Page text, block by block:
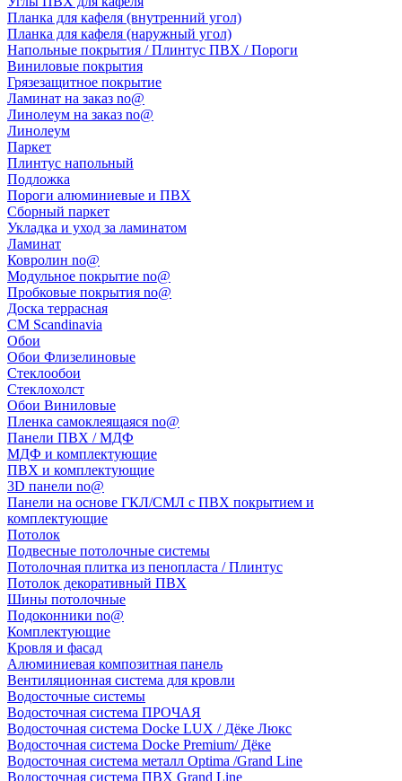
Планка для кафеля (внутренний угол)
Планка для кафеля (наружный угол)
Напольные покрытия / Плинтус ПВХ / Пороги
Виниловые покрытия
Грязезащитное покрытие
Ламинат на заказ no@
Линолеум на заказ no@
Линолеум
Паркет
Плинтус напольный
Подложка
Пороги алюминиевые и ПВХ
Сборный паркет
Укладка и уход за ламинатом
Ламинат
Ковролин no@
Модульное покрытие no@
Пробковые покрытия no@
Доска террасная
CM Scandinavia
Обои
Обои Флизелиновые
Стеклообои
Стеклохолст
Обои Виниловые
Пленка самоклеящаяся no@
Панели ПВХ / МДФ
МДФ и комплектующие
ПВХ и комплектующие
3D панели no@
Панели на основе ГКЛ/СМЛ с ПВХ покрытием и
комплектующие
Потолок
Подвесные потолочные системы
Потолочная плитка из пенопласта / Плинтус
Потолок декоративный ПВХ
Шины потолочные
Подоконники no@
Комплектующие
Кровля и фасад
Алюминиевая композитная панель
Вентиляционная система для кровли
Водосточные системы
Водосточная система ПРОЧАЯ
Водосточная система Docke LUX / Дёке Люкс
Водосточная система Docke Premium/ Дёке
Водосточная система металл Optima /Grand Line
Водосточная система ПВХ Grand Line